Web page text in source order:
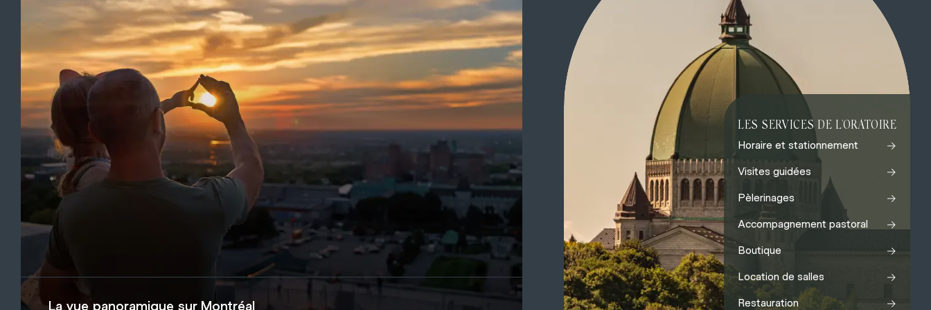
La vue panoramique sur Montréal
LES SERVICES DE L'ORATOIRE
Horaire et stationnement →
Visites guidées →
Pèlerinages →
Accompagnement pastoral →
Boutique →
Location de salles →
Restauration →